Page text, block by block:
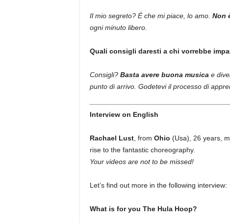
Il mio segreto? É che mi piace, lo amo. Non
ogni minuto libero.
Quali consigli daresti a chi vorrebbe
Consigli? Basta avere buona musica e
punto di arrivo. Godetevi il processo di
Interview on English
Rachael Lust, from Ohio (Usa), 26 years,
rise to the fantastic choreography.
Your videos are not to be missed!
Let’s find out more in the following interview:
What is for you The Hula Hoop?